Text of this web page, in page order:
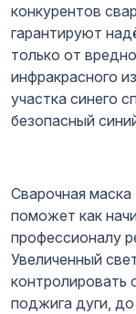
конкурентов
гарантируют
только от
инфракрасного
участка синего
безопасный
Сварочная
поможет как
профессионалу
Увеличенный
контролировать
поджига дуги,